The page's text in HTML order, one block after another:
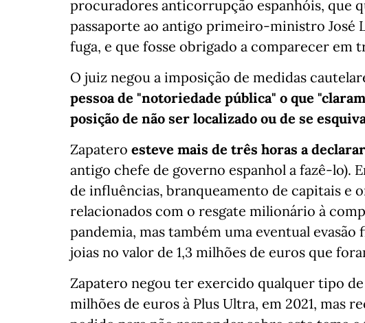
procuradores anticorrupção espanhóis, que
passaporte ao antigo primeiro-ministro José
fuga, e que fosse obrigado a comparecer em
O juiz negou a imposição de medidas
pessoa de "notoriedade pública" o que
posição de não ser localizado ou de se
Zapatero esteve mais de três horas a
antigo chefe de governo espanhol a fazê-lo).
de influências, branqueamento de capitais e
relacionados com o resgate milionário à
pandemia, mas também uma eventual
joias no valor de 1,3 milhões de euros que
Zapatero negou ter exercido qualquer tipo
milhões de euros à Plus Ultra, em 2021, mas